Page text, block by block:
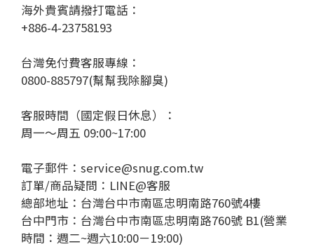
海外貴賓請撥打電話：
+886-4-23758193
台灣免付費客服專線：
0800-885797(幫幫我除腳臭)
客服時間（國定假日休息）：
周一～周五 09:00~17:00
電子郵件：service@snug.com.tw
訂單/商品疑問： LINE@客服
總部地址：台灣台中市南區忠明南路760號4樓
台中門市：台灣台中市南區忠明南路760號 B1(營業
時間：週二~週六10:00－19:00)